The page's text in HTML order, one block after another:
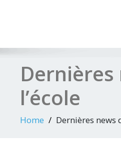
Dernières
l’école
Home Dernières news